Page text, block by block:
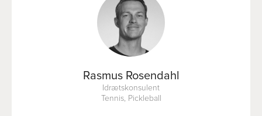
Rasmus Rosendahl
Idrætskonsulent
Tennis, Pickleball